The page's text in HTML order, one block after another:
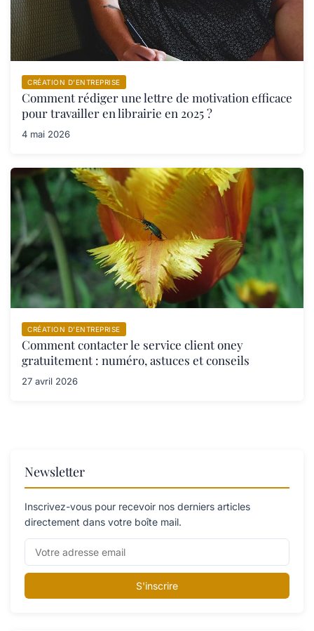
CRÉATION D’ENTREPRISE
Comment rédiger une lettre de motivation efficace
pour travailler en librairie en 2025 ?
4 mai 2026
CRÉATION D’ENTREPRISE
Comment contacter le service client oney
gratuitement : numéro, astuces et conseils
27 avril 2026
Newsletter
Inscrivez-vous pour recevoir nos derniers articles
directement dans votre boîte mail.
S'inscrire